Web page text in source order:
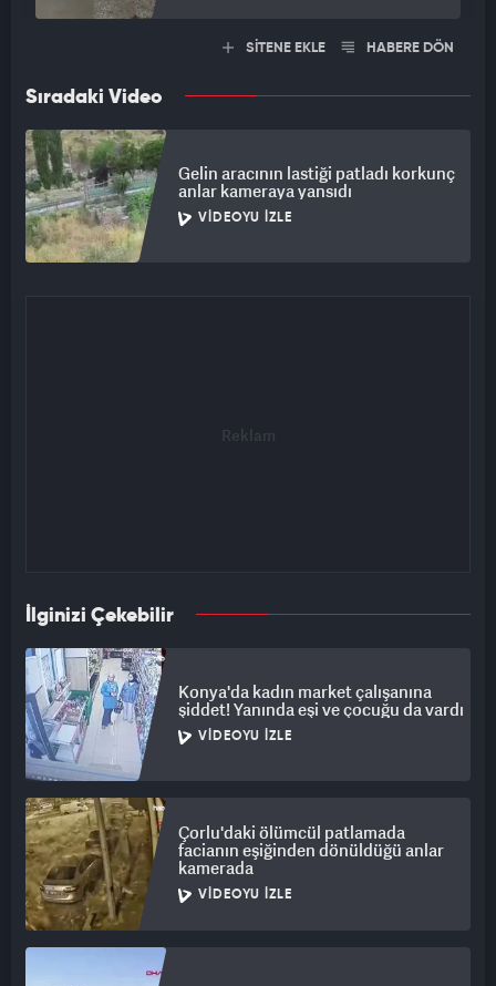
SİTENE EKLE HABERE DÖN
Sıradaki Video
Gelin aracının lastiği patladı korkunç
anlar kameraya yansıdı
VIDEOYU İZLE
İlginizi Çekebilir
Konya'da kadın market çalışanına
şiddet! Yanında eşi ve çocuğu da vardı
VIDEOYU İZLE
Çorlu'daki ölümcül patlamada
facianın eşiğinden dönüldüğü anlar
kamerada
VIDEOYU İZLE